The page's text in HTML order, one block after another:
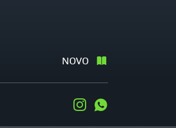
NOVO
Instagram